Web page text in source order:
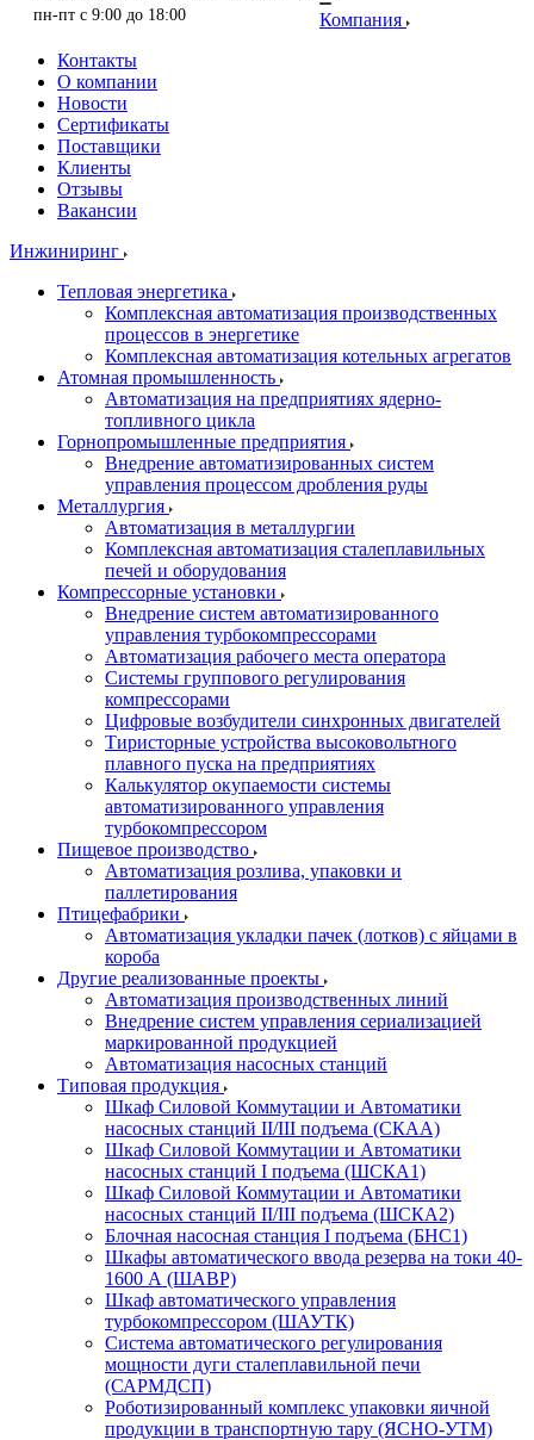
пн-пт с 9:00 до 18:00
Компания
Контакты
О компании
Новости
Сертификаты
Поставщики
Клиенты
Отзывы
Вакансии
Инжиниринг
Тепловая энергетика
Комплексная автоматизация производственных
процессов в энергетике
Комплексная автоматизация котельных агрегатов
Атомная промышленность
Автоматизация на предприятиях ядерно-
топливного цикла
Горнопромышленные предприятия
Внедрение автоматизированных систем
управления процессом дробления руды
Металлургия
Автоматизация в металлургии
Комплексная автоматизация сталеплавильных
печей и оборудования
Компрессорные установки
Внедрение систем автоматизированного
управления турбокомпрессорами
Автоматизация рабочего места оператора
Системы группового регулирования
компрессорами
Цифровые возбудители синхронных двигателей
Тиристорные устройства высоковольтного
плавного пуска на предприятиях
Калькулятор окупаемости системы
автоматизированного управления
турбокомпрессором
Пищевое производство
Автоматизация розлива, упаковки и
паллетирования
Птицефабрики
Автоматизация укладки пачек (лотков) с яйцами в
короба
Другие реализованные проекты
Автоматизация производственных линий
Внедрение систем управления сериализацией
маркированной продукцией
Автоматизация насосных станций
Типовая продукция
Шкаф Силовой Коммутации и Автоматики
насосных станций II/III подъема (СКАА)
Шкаф Силовой Коммутации и Автоматики
насосных станций I подъема (ШСКА1)
Шкаф Силовой Коммутации и Автоматики
насосных станций II/III подъема (ШСКА2)
Блочная насосная станция I подъема (БНС1)
Шкафы автоматического ввода резерва на токи 40-
1600 А (ШАВР)
Шкаф автоматического управления
турбокомпрессором (ШАУТК)
Система автоматического регулирования
мощности дуги сталеплавильной печи
(САРМДСП)
Роботизированный комплекс упаковки яичной
продукции в транспортную тару (ЯСНО-УТМ)